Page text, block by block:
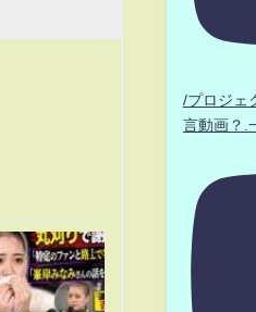
/プロジ
言動画？.